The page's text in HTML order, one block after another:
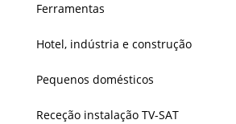
Ferramentas
Hotel, indústria e construção
Pequenos domésticos
Receção instalação TV-SAT